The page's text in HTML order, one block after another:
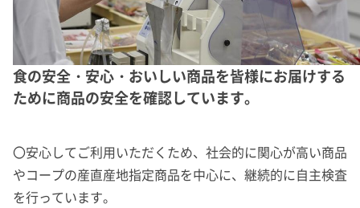
食の安全・安心・おいしい商品を皆様にお届けする
ために商品の安全を確認しています。
〇安心してご利用いただくため、社会的に関心が高い商品
やコープの産直産地指定商品を中心に、継続的に自主検査
を行っています。